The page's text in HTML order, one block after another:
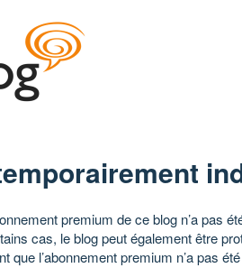
premium de ce blog n’a pas
cas, le blog peut également être
que l’abonnement premium n’a pas